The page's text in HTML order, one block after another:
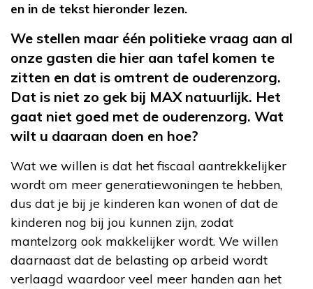
en in de tekst hieronder lezen.
We stellen maar één politieke vraag aan al
onze gasten die hier aan tafel komen te
zitten en dat is omtrent de ouderenzorg.
Dat is niet zo gek bij MAX natuurlijk. Het
gaat niet goed met de ouderenzorg. Wat
wilt u daaraan doen en hoe?
Wat we willen is dat het fiscaal aantrekkelijker
wordt om meer generatiewoningen te hebben,
dus dat je bij je kinderen kan wonen of dat de
kinderen nog bij jou kunnen zijn, zodat
mantelzorg ook makkelijker wordt. We willen
daarnaast dat de belasting op arbeid wordt
verlaagd waardoor veel meer handen aan het